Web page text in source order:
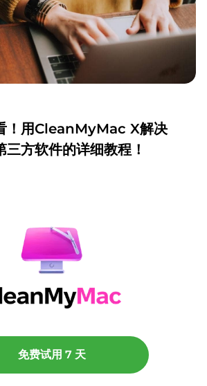
！用CleanMyMac X解决
方软件的详细教程！
免费试用 7 天